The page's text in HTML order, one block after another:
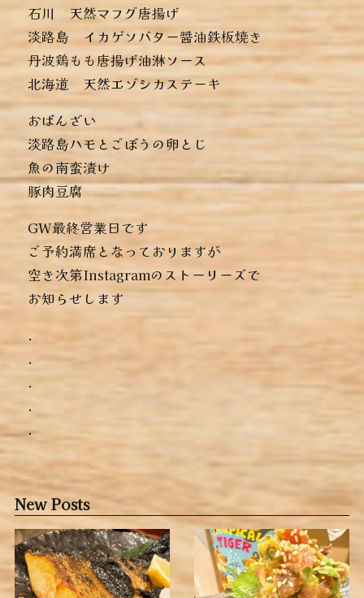
︎石川 天然マフグ唐揚げ
︎淡路島 イカゲソバター醤油鉄板焼き
︎丹波鶏もも唐揚げ油淋ソース
︎北海道 天然エゾシカステーキ
おばんざい
︎淡路島ハモとごぼうの卵とじ
︎魚の南蛮漬け
︎豚肉豆腐
GW最終営業日です
ご予約満席となっておりますが
空き次第Instagramのストーリーズで
お知らせします
.
.
.
.
.
New Posts